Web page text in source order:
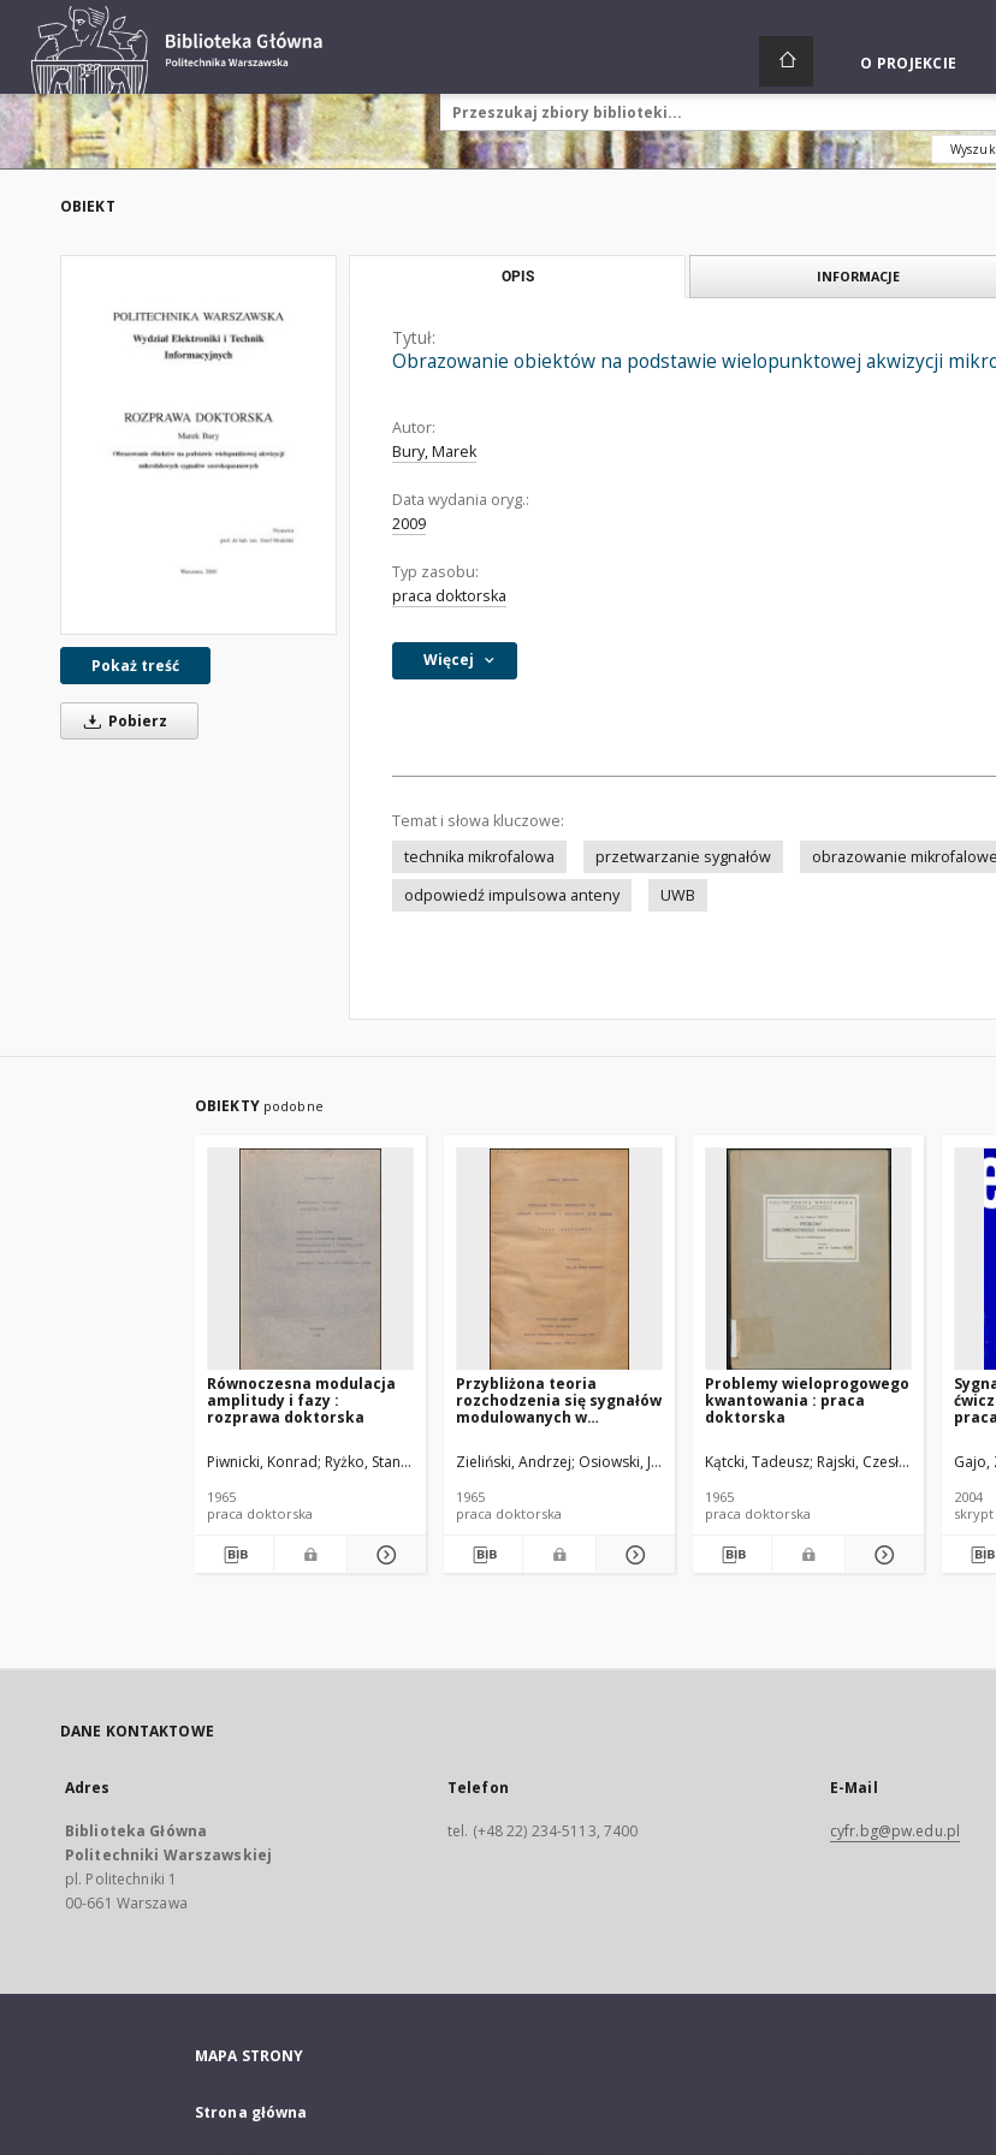
O PROJEKCIE
OBIEKT
Pokaż treść
Pobierz
OPIS INFORMACJE
Tytuł:
Obrazowanie obiektów na podstawie wielopunktowej akwizycji
Autor:
Bury, Marek
Data wydania oryg.:
2009
Typ zasobu:
praca doktorska
Więcej
Temat i słowa kluczowe:
technika mikrofalowa
przetwarzanie sygnałów obrazowanie mikrofalowe
odpowiedź impulsowa anteny
UWB
OBIEKTY podobne
Równoczesna modulacja
amplitudy i fazy :
rozprawa doktorska
Piwnicki, Konrad Ryżko, Stanisław (1910-1974). Promotor
1965
praca doktorska
Przybliżona teoria
rozchodzenia się sygnałów
modulowanych w
praca doktorska
Zieliński, Andrzej Osiowski, Jerzy (1927-2013). Promotor
1965
praca doktorska
Problemy wieloprogowego
kwantowania : praca
doktorska
Kątcki, Tadeusz Rajski, Czesław. Promotor
1965
praca doktorska
Gajo,
2004
skrypt
DANE KONTAKTOWE
Adres
Biblioteka Główna
Politechniki Warszawskiej
pl. Politechniki 1
00-661 Warszawa
Telefon
tel. (+48 22) 234-5113, 7400
E-Mail
cyfr.bg@pw.edu.pl
MAPA STRONY
Strona główna